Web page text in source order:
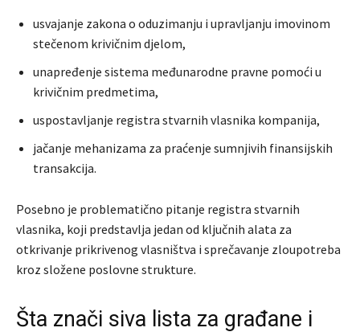
usvajanje zakona o oduzimanju i upravljanju imovinom
stečenom krivičnim djelom,
unapređenje sistema međunarodne pravne pomoći u
krivičnim predmetima,
uspostavljanje registra stvarnih vlasnika kompanija,
jačanje mehanizama za praćenje sumnjivih finansijskih
transakcija.
Posebno je problematično pitanje registra stvarnih
vlasnika, koji predstavlja jedan od ključnih alata za
otkrivanje prikrivenog vlasništva i sprečavanje zloupotreba
kroz složene poslovne strukture.
Šta znači siva lista za građane i